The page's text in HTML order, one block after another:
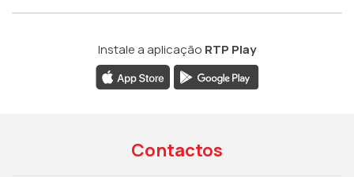
Instale a aplicação RTP Play
Contactos